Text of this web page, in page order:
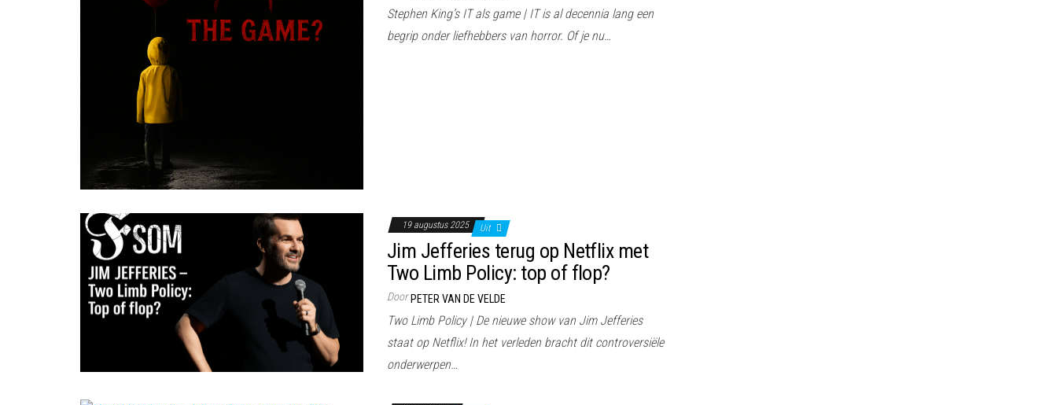
Stephen King’s IT als game | IT is al decennia lang een
begrip onder liefhebbers van horror. Of je nu…
19 augustus 2025 Uit
Jim Jefferies terug op Netflix met
Two Limb Policy: top of flop?
Door PETER VAN DE VELDE
Two Limb Policy | De nieuwe show van Jim Jefferies
staat op Netflix! In het verleden bracht dit controversiële
onderwerpen…